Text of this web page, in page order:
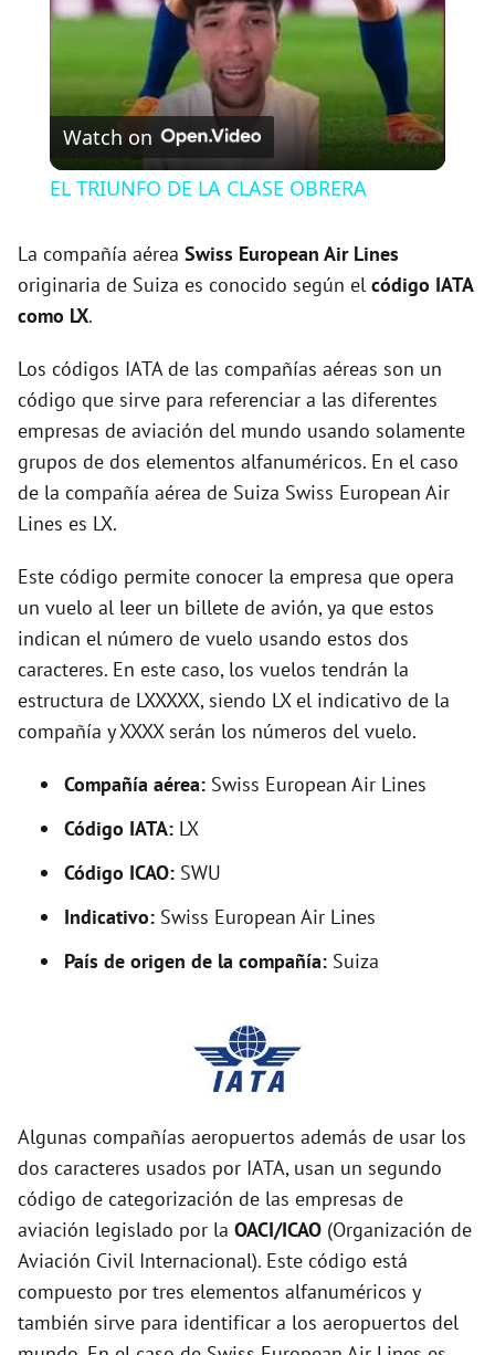
y
V
i
d
o
Watch on
EL TRIUNFO DE LA CLASE OBRERA
La compañía aérea Swiss European Air Lines
originaria de Suiza es conocido según el código IATA
como LX.
Los códigos IATA de las compañías aéreas son un
código que sirve para referenciar a las diferentes
empresas de aviación del mundo usando solamente
grupos de dos elementos alfanuméricos. En el caso
de la compañía aérea de Suiza Swiss European Air
Lines es LX.
Este código permite conocer la empresa que opera
un vuelo al leer un billete de avión, ya que estos
indican el número de vuelo usando estos dos
caracteres. En este caso, los vuelos tendrán la
estructura de LXXXXX, siendo LX el indicativo de la
compañía y XXXX serán los números del vuelo.
Compañía aérea: Swiss European Air Lines
Código IATA: LX
Código ICAO: SWU
Indicativo: Swiss European Air Lines
País de origen de la compañía: Suiza
Algunas compañías aeropuertos además de usar los
dos caracteres usados por IATA, usan un segundo
código de categorización de las empresas de
aviación legislado por la OACI/ICAO (Organización de
Aviación Civil Internacional). Este código está
compuesto por tres elementos alfanuméricos y
también sirve para identificar a los aeropuertos del